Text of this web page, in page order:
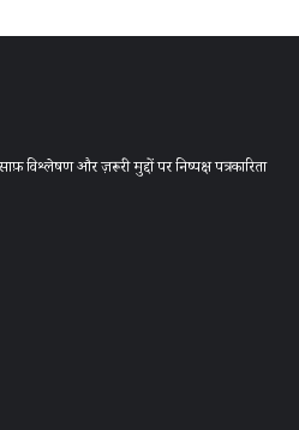
विश्लेषण और ज़रूरी मुद्दों पर निष्पक्ष पत्रकारिता